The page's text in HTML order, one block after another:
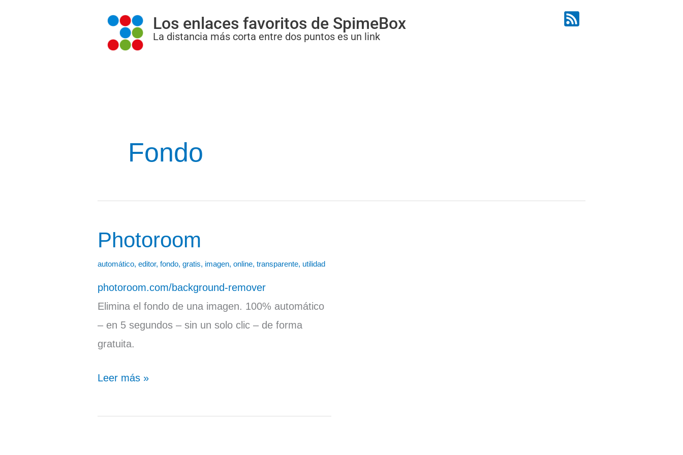
Los enlaces favoritos de SpimeBox
La distancia más corta entre dos puntos es un link
Fondo
Photoroom
automático, editor, fondo, gratis, imagen, online, transparente, utilidad
photoroom.com/background-remover
Elimina el fondo de una imagen. 100% automático
– en 5 segundos – sin un solo clic – de forma
gratuita.
Photoroom
Leer más »